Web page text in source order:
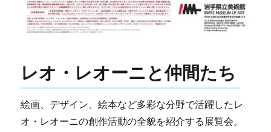
レオ・レオーニと仲間たち
絵画、デザイン、絵本など多彩な分野で活躍したレ
オ・レオーニの創作活動の全貌を紹介する展覧会。